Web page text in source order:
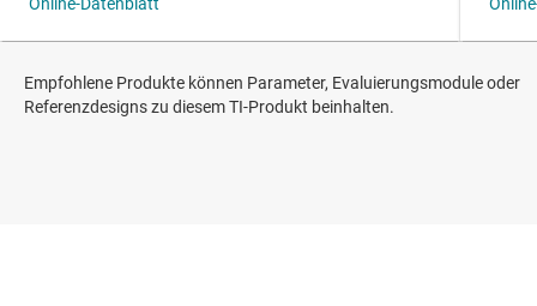
Empfohlene Produkte können Parameter, Evaluierungsmodule oder
Referenzdesigns zu diesem TI-Produkt beinhalten.